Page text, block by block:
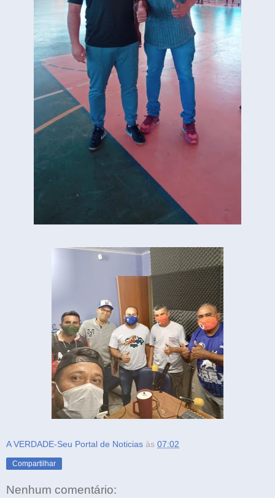
A VERDADE-Seu Portal de Noticias às 07:02
Compartilhar
Nenhum comentário: